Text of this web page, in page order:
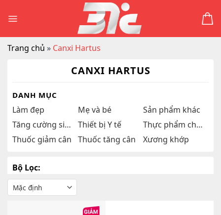
Trang chủ » Canxi Hartus
CANXI HARTUS
DANH MỤC
Làm đẹp Mẹ và bé
Sản phẩm khác
Tăng cường sinh lý
Thiết bị Y tế
Thực phẩm chức năng
Thuốc giảm cân
Thuốc tăng cân Xương khớp
Bộ Lọc: